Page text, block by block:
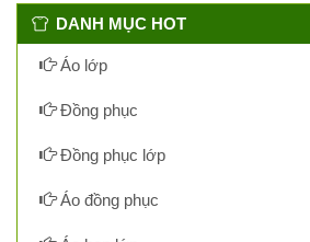
DANH MỤC HOT
Áo lớp
Đồng phục
Đồng phục lớp
Áo đồng phục